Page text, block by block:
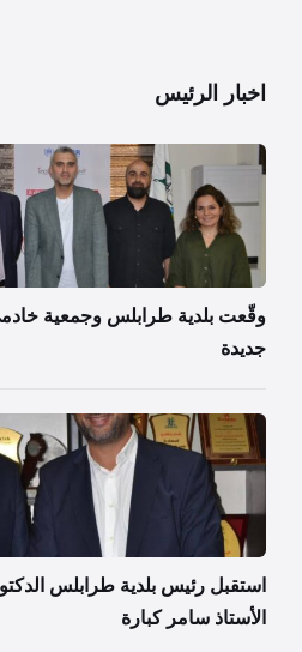
اخبار الرئيس
وقّعت بلدية طرابلس وجمعية
جديدة
استقبل رئيس بلدية طرابلس
الأستاذ سامر كبارة